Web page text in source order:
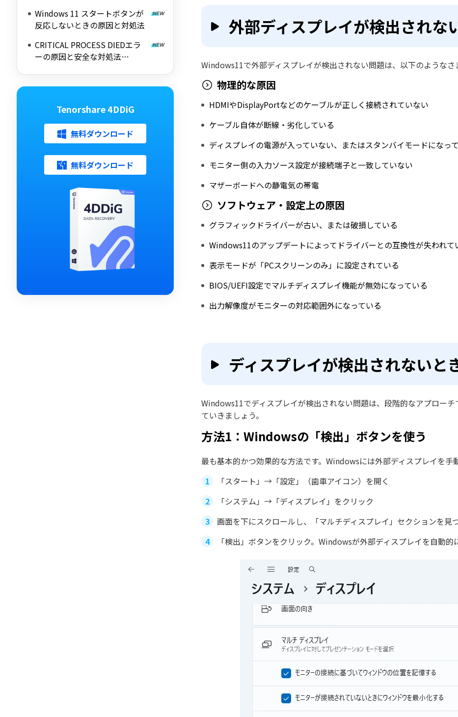
Windows 11 スタートボタンが
反応しないときの原因と対処法
CRITICAL PROCESS DIEDエラ
ーの原因と安全な対処法
Tenorshare 4DDiG
無料ダウンロード
無料ダウンロード
外部ディスプレイが検出されな
Windows11で外部ディスプレイが検出されない問題は、以下のようなさ
物理的な原因
HDMIやDisplayPortなどのケーブルが正しく接続されていない
ケーブル自体が断線・劣化している
ディスプレイの電源が入っていない、またはスタンバイモードになっ
モニター側の入力ソース設定が接続端子と一致していない
マザーボードへの静電気の帯電
ソフトウェア・設定上の原因
グラフィックドライバーが古い、または破損している
Windows11のアップデートによってドライバーとの互換性が失われて
表示モードが「PCスクリーンのみ」に設定されている
BIOS/UEFI設定でマルチディスプレイ機能が無効になっている
出力解像度がモニターの対応範囲外になっている
ディスプレイが検出されないと
Windows11でディスプレイが検出されない問題は、段階的なアプロー
ていきましょう。
方法1：Windowsの「検出」ボタンを使う
最も基本的かつ効果的な方法です。Windowsには外部ディスプレイを手
「スタート」→「設定」（歯車アイコン）を開く
「システム」→「ディスプレイ」をクリック
画面を下にスクロールし、「マルチディスプレイ」セクションを見
「検出」ボタンをクリック。Windowsが外部ディスプレイを自動